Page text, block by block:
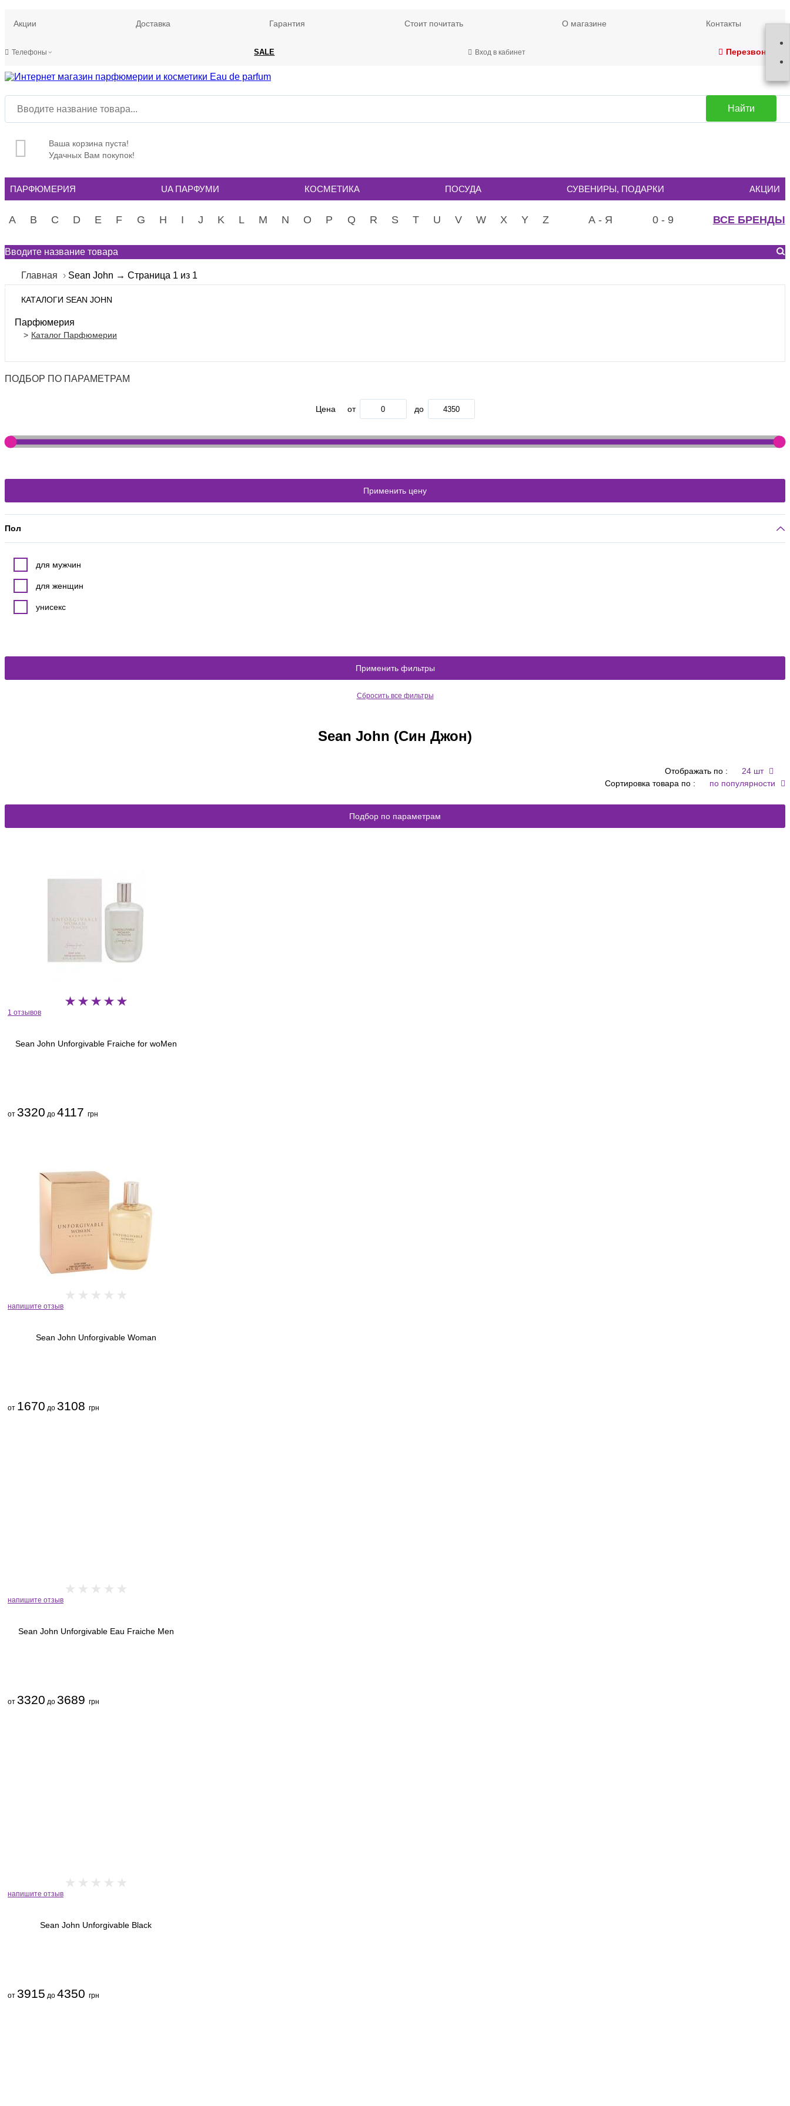
Акции Доставка Гарантия Стоит почитать О магазине Контакты
Телефоны SALE Вход в кабинет Перезвонить
Найти
Ваша корзина пуста!
Удачных Вам покупок!
ПАРФЮМЕРИЯ UA ПАРФУМИ КОСМЕТИКА ПОСУДА СУВЕНИРЫ, ПОДАРКИ АКЦИИ
A B C D E F G H I J K L M N O P Q R S T U V W X Y Z А - Я 0 - 9 ВСЕ БРЕНДЫ
Главная Sean John → Страница 1 из 1
КАТАЛОГИ SEAN JOHN
Парфюмерия
Каталог Парфюмерии
ПОДБОР ПО ПАРАМЕТРАМ
Цена от до
Применить цену
Пол
для мужчин
для женщин
унисекс
Применить фильтры
Сбросить все фильтры
Sean John (Син Джон)
Отображать по :
24 шт
Сортировка товара по :
по популярности
Подбор по параметрам
1 отзывов
Sean John Unforgivable Fraiche for woMen
от 3320 до 4117 грн
напишите отзыв
Sean John Unforgivable Woman
от 1670 до 3108 грн
напишите отзыв
Sean John Unforgivable Eau Fraiche Men
от 3320 до 3689 грн
напишите отзыв
Sean John Unforgivable Black
от 3915 до 4350 грн